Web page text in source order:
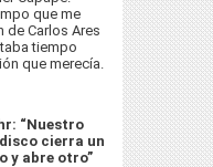
que me
de Carlos Ares
tiempo
que merecía.
“Nuestro
cierra un
y abre otro”